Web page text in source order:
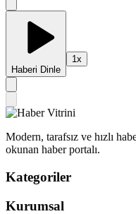
Haberi Dinle
1x
Modern, tarafsız ve hızlı
okunan haber portalı.
Kategoriler
Kurumsal